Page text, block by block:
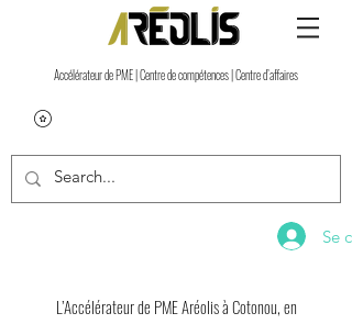
Accélérateur de PME | Centre de compétences | Centre d’affaires
Se
L’Accélérateur de PME Aréolis à Cotonou, en